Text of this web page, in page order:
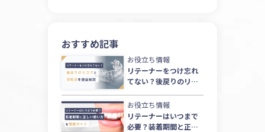
おすすめ記事
お役立ち情報
リテーナーをつけ忘れ
てない？後戻りのリス
お役立ち情報
リテーナーはいつまで
必要？装着期間と正し